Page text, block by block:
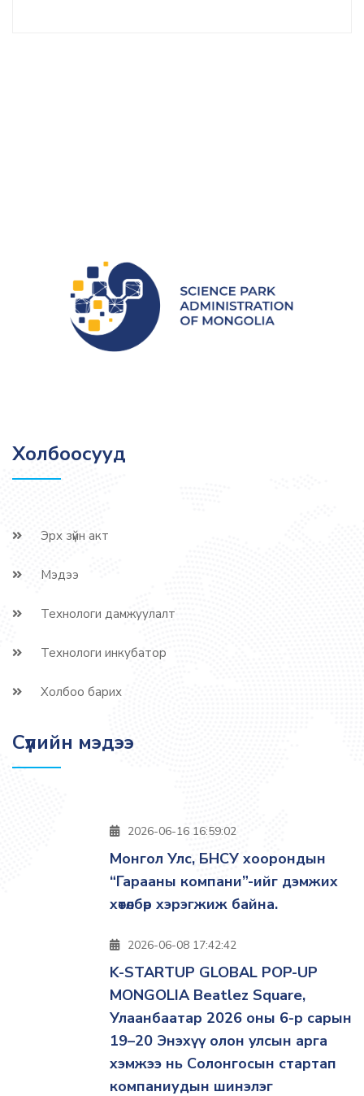
Холбоосууд
Эрх зүйн акт
Мэдээ
Технологи дамжуулалт
Технологи инкубатор
Холбоо барих
Сүүлийн мэдээ
2026-06-16 16:59:02
Монгол Улс, БНСУ хоорондын
“Гарааны компани”-ийг дэмжих
хөтөлбөр хэрэгжиж байна.
2026-06-08 17:42:42
K-STARTUP GLOBAL POP-UP
MONGOLIA Beatlez Square,
Улаанбаатар 2026 оны 6-р сарын
19–20 Энэхүү олон улсын арга
хэмжээ нь Солонгосын стартап
компаниудын шинэлэг